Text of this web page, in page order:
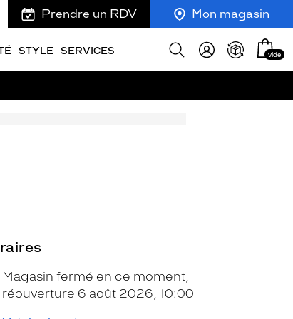
Prendre un RDV Mon magasin
STYLE SERVICES
Afficher
Mon
panier
vide
Magasin fermé en ce moment,
réouverture 6 août 2026, 10:00